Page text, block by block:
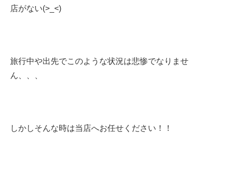
店がない(>_<)
旅行中や出先でこのような状況は悲惨でなりませ
ん、、、
しかしそんな時は当店へお任せください！！